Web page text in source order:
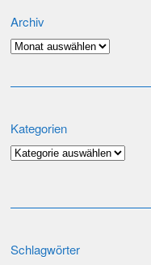
Archiv
Archiv
Kategorien
Kategorien
Schlagwörter